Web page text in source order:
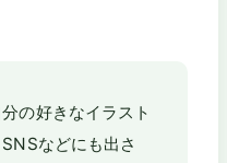
の好きなイラスト
などにも出さ